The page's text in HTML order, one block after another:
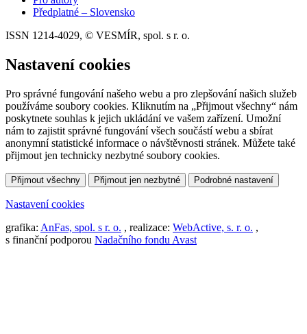
Předplatné – Slovensko
ISSN 1214-4029, © VESMÍR, spol. s r. o.
Nastavení cookies
Pro správné fungování našeho webu a pro zlepšování našich služeb
používáme soubory cookies. Kliknutím na „Přijmout všechny“ nám
poskytnete souhlas k jejich ukládání ve vašem zařízení. Umožní
nám to zajistit správné fungování všech součástí webu a sbírat
anonymní statistické informace o návštěvnosti stránek. Můžete také
přijmout jen technicky nezbytné soubory cookies.
Přijmout všechny Přijmout jen nezbytné Podrobné nastavení
Nastavení cookies
grafika: AnFas, spol. s r. o. , realizace: WebActive, s. r. o. ,
s finanční podporou Nadačního fondu Avast